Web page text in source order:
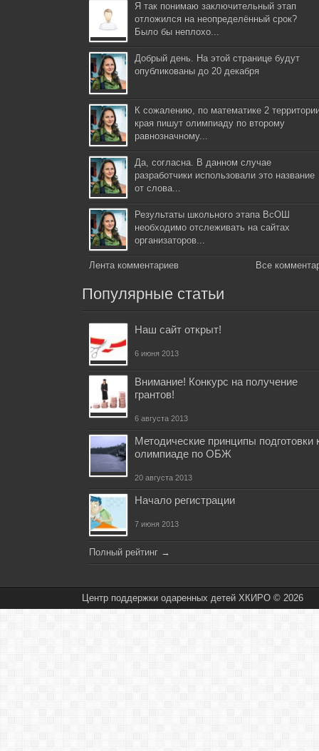
Я так понимаю заключительный этап
отложился на неопределённый срок?
Было бы неплохо...
Добрый день. На этой странице будут
опубликованы до 20 декабря
К сожалению, по математике 2
края пишут олимпиаду по второму
равнозначному...
Да, согласна. В данном случае
разработчики использовали это название
от слова...
Результаты школьного этапа ВсОШ
необходимо отслеживать на сайтах
организаторов...
Лента комментариев Все
Популярные статьи
Наш сайт открыт!
6 июня 2013
Внимание! Конкурс на получение
грантов!
6 августа 2013
Методические принципы подготовки
олимпиаде по ОБЖ
20 августа 2013
Начало регистрации
7 июня 2013
Полный рейтинг →
Центр поддержки одаренных детей ХКИРО © 2026